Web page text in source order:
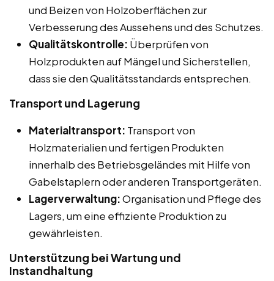
und Beizen von Holzoberflächen zur
Verbesserung des Aussehens und des Schutzes.
Qualitätskontrolle: Überprüfen von
Holzprodukten auf Mängel und Sicherstellen,
dass sie den Qualitätsstandards entsprechen.
Transport und Lagerung
Materialtransport: Transport von
Holzmaterialien und fertigen Produkten
innerhalb des Betriebsgeländes mit Hilfe von
Gabelstaplern oder anderen Transportgeräten.
Lagerverwaltung:Organisation und Pflege des
Lagers, um eine effiziente Produktion zu
gewährleisten.
Unterstützung bei Wartung und
Instandhaltung